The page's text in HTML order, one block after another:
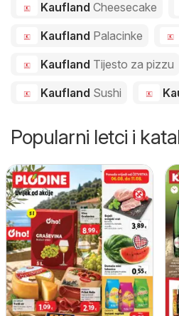
Kaufland Cheesecake
Kaufland Palacinke
Kaufland Tijesto za pizzu
Kaufland Sushi
Popularni letci i